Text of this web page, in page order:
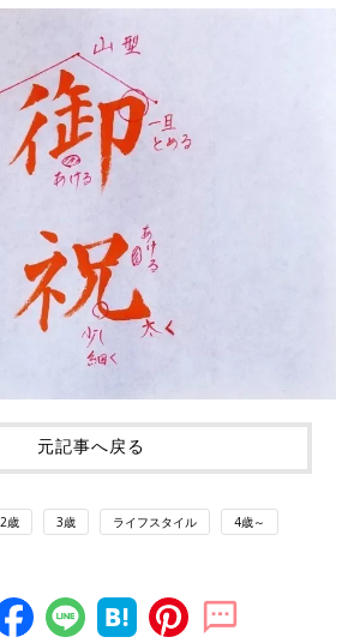
元記事へ戻る
2歳 3歳 ライフスタイル 4歳～